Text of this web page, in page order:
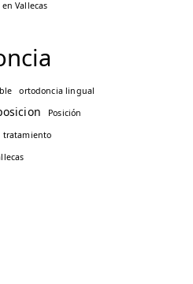
Vallecas
ortodoncia lingual
Posición
tratamiento